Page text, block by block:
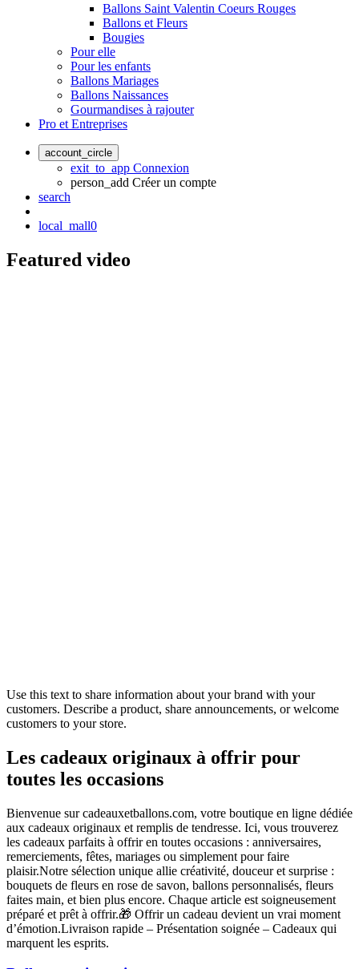
Ballons Saint Valentin Coeurs Rouges
Ballons et Fleurs
Bougies
Pour elle
Pour les enfants
Ballons Mariages
Ballons Naissances
Gourmandises à rajouter
Pro et Entreprises
account_circle
exit_to_app Connexion
person_add Créer un compte
search
local_mall0
Featured video
Use this text to share information about your brand with your
customers. Describe a product, share announcements, or welcome
customers to your store.
Les cadeaux originaux à offrir pour
toutes les occasions
Bienvenue sur cadeauxetballons.com, votre boutique en ligne dédiée
aux cadeaux originaux et remplis de tendresse. Ici, vous trouverez
les cadeaux parfaits à offrir en toutes occasions : anniversaires,
remerciements, fêtes, mariages ou simplement pour faire
plaisir.Notre sélection unique allie créativité, douceur et surprise :
bouquets de fleurs en rose de savon, ballons personnalisés, fleurs
faites main, et bien plus encore. Chaque article est soigneusement
préparé et prêt à offrir.🎁 Offrir un cadeau devient un vrai moment
d’émotion.Livraison rapide – Présentation soignée – Cadeaux qui
marquent les esprits.